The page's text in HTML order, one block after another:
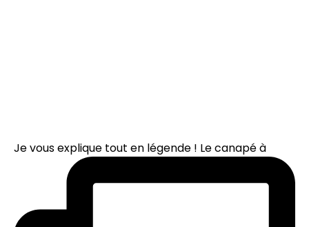
Je vous explique tout en légende ! Le canapé à